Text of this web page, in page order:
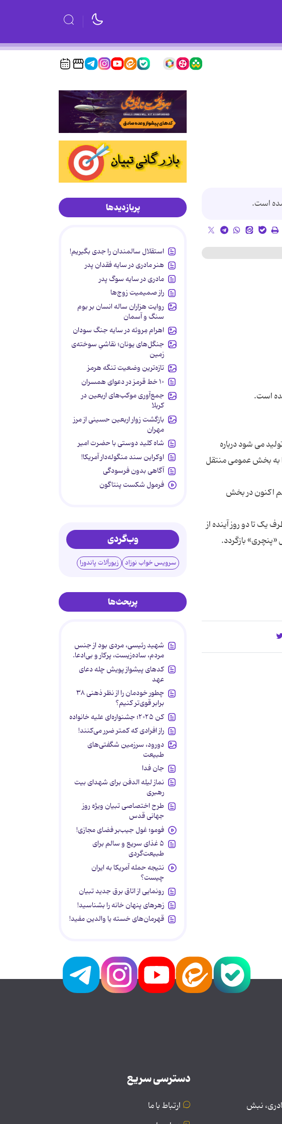
است.
می شود درباره
انجام شد و پزشکان او را به بخش عمومی منتقل
اکنون در بخش
یک تا دو روز آینده از
پربازدیدها
استقلال سالمندان را جدی بگیریم!
هنر مادری در سایه‌ فقدان پدر
مادری در سایه سوگ پدر
راز صمیمیت زوج‌ها
روایت هزاران ساله انسان بر بوم
سنگ و آسمان
اهرام مِروئه در سایه جنگ سودان
جنگل‌های یونان؛ نقاشیِ سوخته‌ی
زمین
تازه‌ترین وضعیت تنگه هرمز
۱۰ خط قرمز در دعوای همسران
جمع‌آوری موکب‌های اربعین در
کربلا
بازگشت زوار اربعین حسینی از مرز
مهران
شاه کلید دوستی با حضرت امیر
اوکراین سند منگوله‌دار آمریکا!
آگاهی بدون فرسودگی
فرمول شکست پنتاگون
وب‌گردی
سرویس خواب نوزاد زیورآلات پاندورا
پربحث‌ها
شهید رئیسی، مردی بود از جنس
مردم، ساده‌زیست، پرکار و بی‌ادعا.
کدهای پیشواز پویش چله دعای
عهد
چطور خودمان را از نظر ذهنی ۳۸
برابر قوی‌تر کنیم؟
کن ۲۰۲۵؛ جشنواره‌ای علیه خانواده
راز افرادی که کمتر ضرر می‌کنند!
دورود، سرزمین شگفتی‌های
طبیعت
جان فدا
نماز لیله الدفن برای شهدای بیت
رهبری
طرح اختصاصی تبیان ویژه روز
جهانی قدس
فومو؛ غول جیب‌بر فضای مجازی!
۵ غذای سریع و سالم برای
طبیعت‌گردی
نتیجه حمله آمریکا به ایران
چیست؟
رونمایی از اتاق برق جدید تبیان
زهرهای پنهان خانه را بشناسید!
قهرمان‌های خسته یا والدین مفید!
نبش
دسترسی سریع
ارتباط با ما